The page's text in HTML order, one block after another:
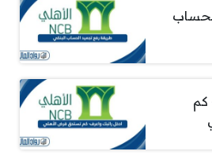
كم